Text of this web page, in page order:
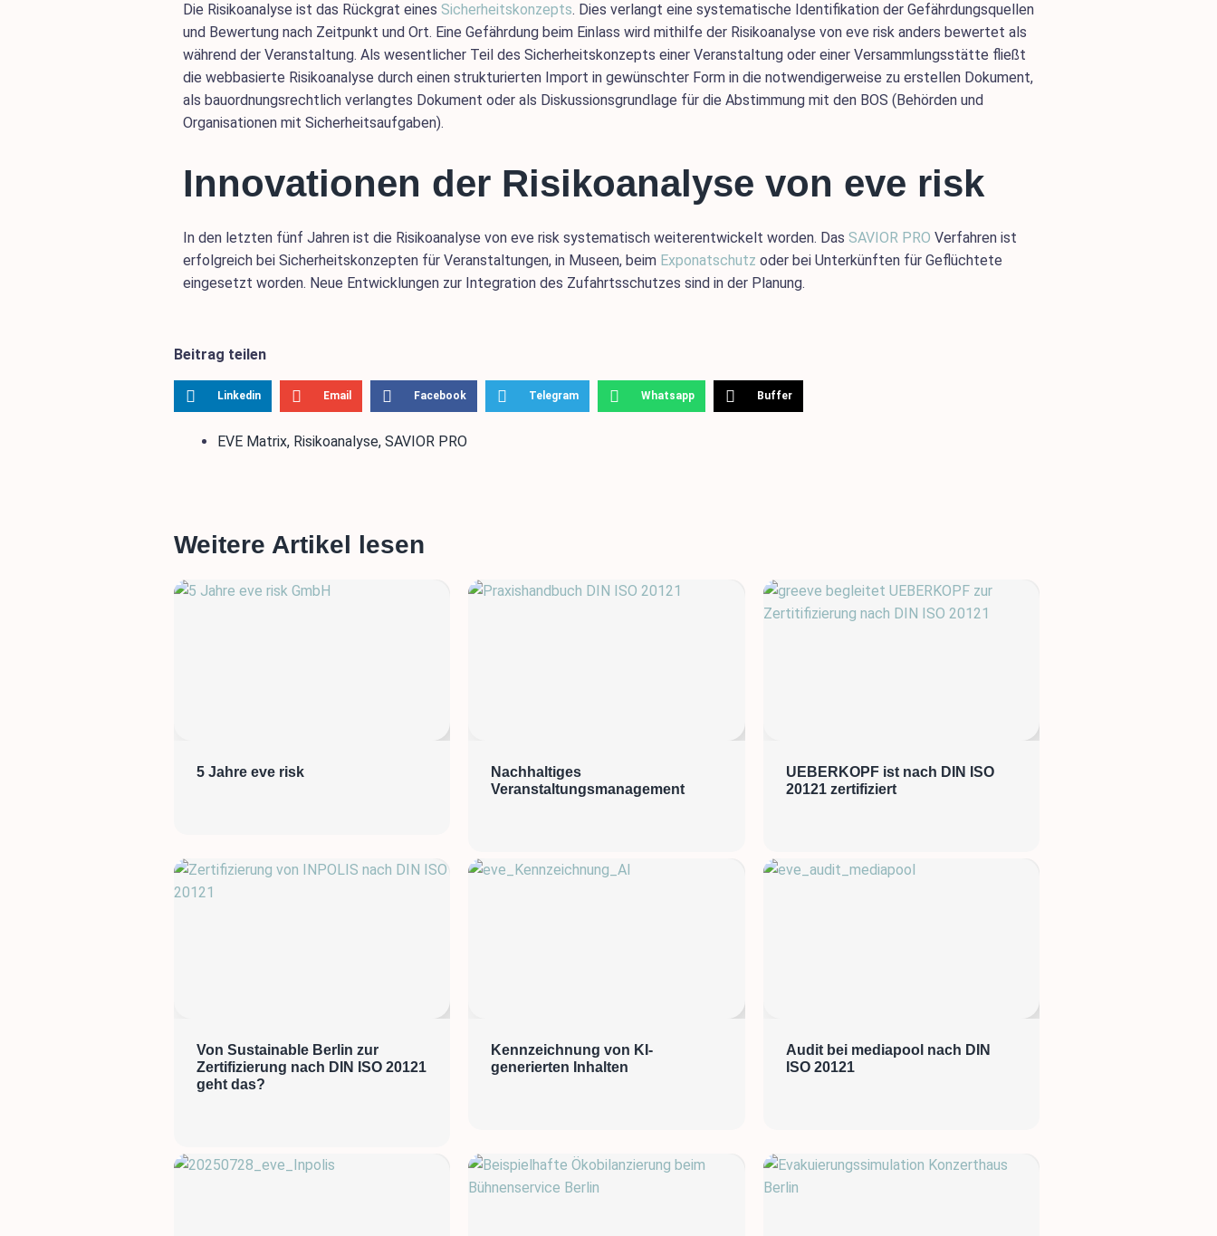
Die Risikoanalyse ist das Rückgrat eines Sicherheitskonzepts. Dies verlangt eine systematische Identifikation der Gefährdungsquellen
und Bewertung nach Zeitpunkt und Ort. Eine Gefährdung beim Einlass wird mithilfe der Risikoanalyse von eve risk anders bewertet als
während der Veranstaltung. Als wesentlicher Teil des Sicherheitskonzepts einer Veranstaltung oder einer Versammlungsstätte fließt
die webbasierte Risikoanalyse durch einen strukturierten Import in gewünschter Form in die notwendigerweise zu erstellen Dokument,
als bauordnungsrechtlich verlangtes Dokument oder als Diskussionsgrundlage für die Abstimmung mit den BOS (Behörden und
Organisationen mit Sicherheitsaufgaben).
Innovationen der Risikoanalyse von eve risk
In den letzten fünf Jahren ist die Risikoanalyse von eve risk systematisch weiterentwickelt worden. Das SAVIOR PRO Verfahren ist
erfolgreich bei Sicherheitskonzepten für Veranstaltungen, in Museen, beim Exponatschutz oder bei Unterkünften für Geflüchtete
eingesetzt worden. Neue Entwicklungen zur Integration des Zufahrtsschutzes sind in der Planung.
Beitrag teilen
Linkedin Email Facebook Telegram Whatsapp Buffer
EVE Matrix, Risikoanalyse, SAVIOR PRO
Weitere Artikel lesen
5 Jahre eve risk
Nachhaltiges
Veranstaltungsmanagement
UEBERKOPF ist nach DIN ISO
20121 zertifiziert
Von Sustainable Berlin zur
Zertifizierung nach DIN ISO 20121
geht das?
Kennzeichnung von KI-
generierten Inhalten
Audit bei mediapool nach DIN
ISO 20121